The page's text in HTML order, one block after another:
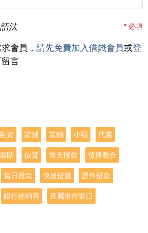
法 *必填
會員， 請先免費加入借錢會員或登
言
融資 當舖 當鋪 小額 代書
票貼 信貸 當天撥款 債務整合
當日撥款 快速借錢 證件借款
銀行經銷商 直屬進件窗口